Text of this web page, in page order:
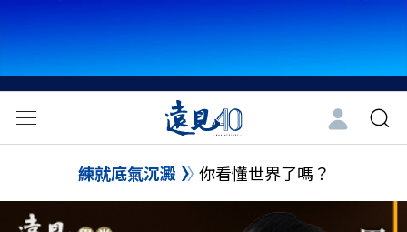
練就底氣沉澱 你看懂世界了嗎？